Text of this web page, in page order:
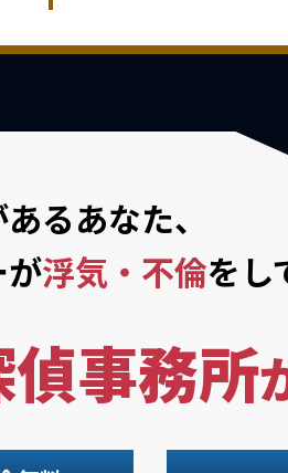
るあなた、
浮気・不倫を
事務所